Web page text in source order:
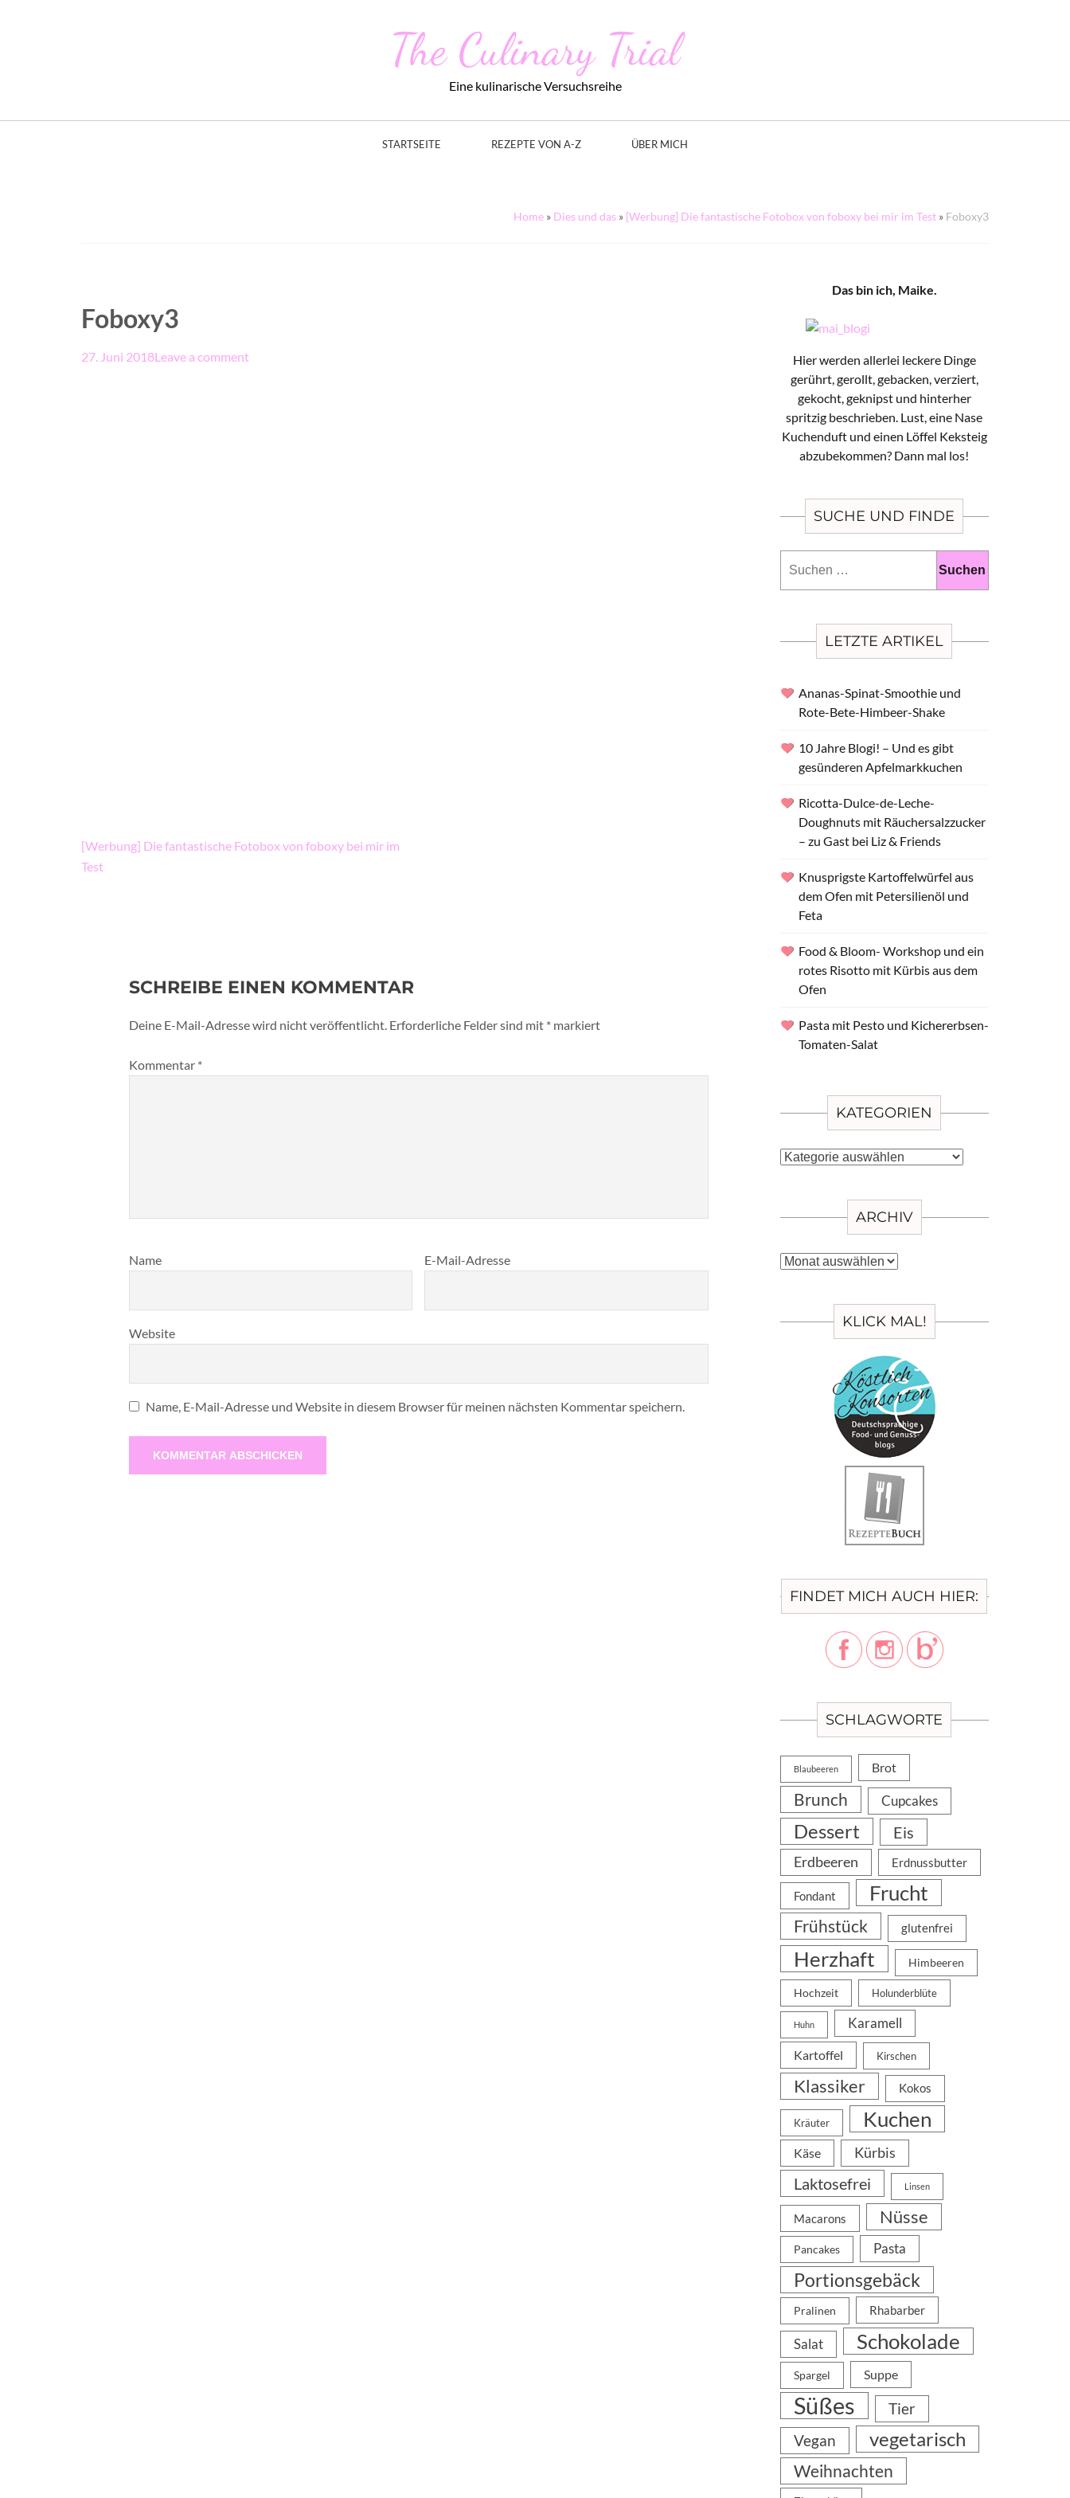
The Culinary Trial
Eine kulinarische Versuchsreihe
STARTSEITE REZEPTE VON A-Z ÜBER MICH
Home » Dies und das » [Werbung] Die fantastische Fotobox von foboxy bei mir im Test » Foboxy3
Foboxy3
27. Juni 2018Leave a comment
Beitragsnavigation
[Werbung] Die fantastische Fotobox von foboxy bei mir im
Test
SCHREIBE EINEN KOMMENTAR
Deine E-Mail-Adresse wird nicht veröffentlicht. Erforderliche Felder sind mit * markiert
Kommentar *
Name E-Mail-Adresse
Website
Name, E-Mail-Adresse und Website in diesem Browser für meinen nächsten Kommentar speichern.
Das bin ich, Maike.
Hier werden allerlei leckere Dinge
gerührt, gerollt, gebacken, verziert,
gekocht, geknipst und hinterher
spritzig beschrieben. Lust, eine Nase
Kuchenduft und einen Löffel Keksteig
abzubekommen? Dann mal los!
SUCHE UND FINDE
nach:
LETZTE ARTIKEL
Ananas-Spinat-Smoothie und
Rote-Bete-Himbeer-Shake
10 Jahre Blogi! – Und es gibt
gesünderen Apfelmarkkuchen
Ricotta-Dulce-de-Leche-
Doughnuts mit Räuchersalzzucker
– zu Gast bei Liz & Friends
Knusprigste Kartoffelwürfel aus
dem Ofen mit Petersilienöl und
Feta
Food & Bloom- Workshop und ein
rotes Risotto mit Kürbis aus dem
Ofen
Pasta mit Pesto und Kichererbsen-
Tomaten-Salat
KATEGORIEN
Kategorien
ARCHIV
Archiv
KLICK MAL!
FINDET MICH AUCH HIER:
SCHLAGWORTE
Blaubeeren Brot
Brunch Cupcakes
Dessert Eis
Erdbeeren Erdnussbutter
Fondant Frucht
Frühstück glutenfrei
Herzhaft Himbeeren
Hochzeit Holunderblüte
Huhn Karamell
Kartoffel Kirschen
Klassiker Kokos
Kräuter Kuchen
Käse Kürbis
Laktosefrei Linsen
Macarons Nüsse
Pancakes Pasta
Portionsgebäck
Pralinen Rhabarber
Salat Schokolade
Spargel Suppe
Süßes
Tier
Vegan
vegetarisch
Weihnachten